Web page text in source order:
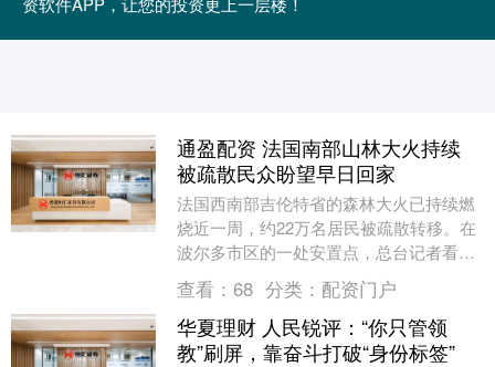
通盈配资 法国南部山林大火持续
被疏散民众盼望早日回家
法国西南部吉伦特省的森林大火已持续燃
烧近一周，约22万名居民被疏散转移。在
波尔多市区的一处安置点，总台记者看
到，由于人员密度大、停留时间不断拉
长，老人和孩子的处....
查看： 68 分类： 配资门户
华夏理财 人民锐评：“你只管领
教”刷屏，靠奋斗打破“身份标签”